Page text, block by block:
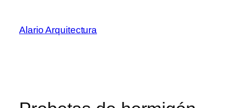
contenido
Alario Arquitectura